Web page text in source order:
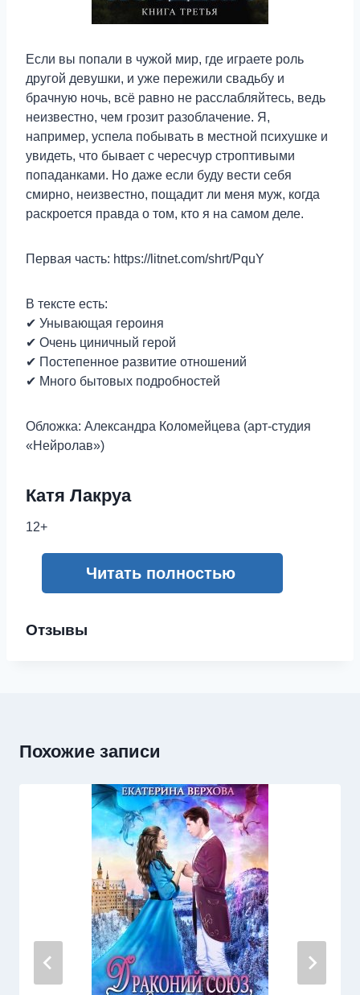
Если вы попали в чужой мир, где играете роль
другой девушки, и уже пережили свадьбу и
брачную ночь, всё равно не расслабляйтесь, ведь
неизвестно, чем грозит разоблачение. Я,
например, успела побывать в местной психушке и
увидеть, что бывает с чересчур строптивыми
попаданками. Но даже если буду вести себя
смирно, неизвестно, пощадит ли меня муж, когда
раскроется правда о том, кто я на самом деле.
Первая часть: https://litnet.com/shrt/PquY
В тексте есть:
✔ Унывающая героиня
✔ Очень циничный герой
✔ Постепенное развитие отношений
✔ Много бытовых подробностей
Обложка: Александра Коломейцева (арт-студия
«Нейролав»)
Катя Лакруа
12+
Читать полностью
Отзывы
Похожие записи